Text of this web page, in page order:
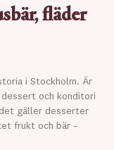
fläder
i Stockholm. Är
och konditori
gäller desserter
frukt och bär –